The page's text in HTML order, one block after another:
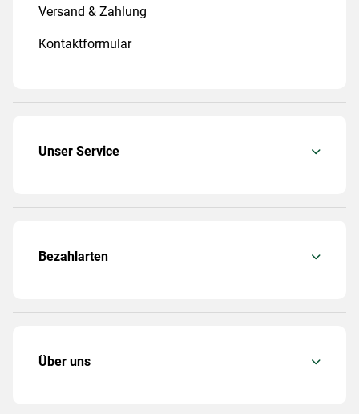
Versand & Zahlung
Kontaktformular
Unser Service
Bezahlarten
Über uns